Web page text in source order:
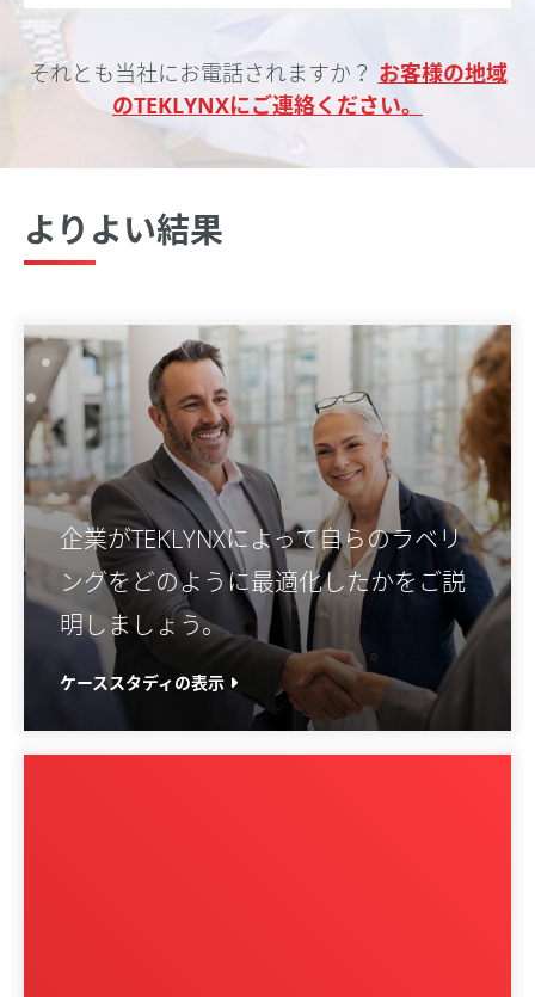
それとも当社にお電話されますか？ お客様の地域
のTEKLYNXにご連絡ください。
よりよい結果
企業がTEKLYNXによって自らのラベリ
ングをどのように最適化したかをご説
明しましょう。
ケーススタディの表示